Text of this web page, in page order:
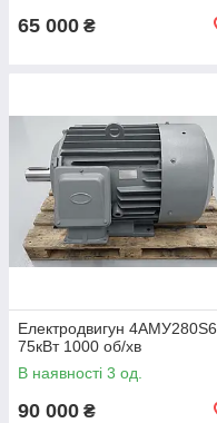
65 000 ₴
Електродвигун 4АМУ280Ѕ6
75кВт 1000 об/хв
В наявності 3 од.
90 000 ₴